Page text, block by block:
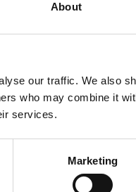
About
our traffic. We also
who may combine it
services.
Marketing